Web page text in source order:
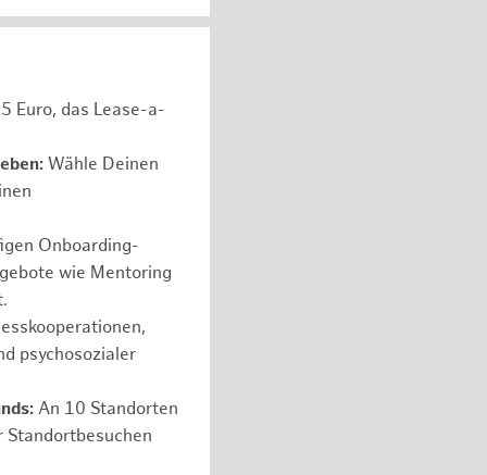
Euro, das Lease-a-
Wähle Deinen
Onboarding-
wie Mentoring
psychosozialer
An 10 Standorten
Standortbesuchen